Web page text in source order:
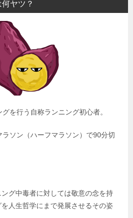
ヤツ？
を行う自称ランニング初心者。
ソン（ハーフマラソン）で90分切
グ中毒者に対しては敬意の念を持
人生哲学にまで発展させるその姿